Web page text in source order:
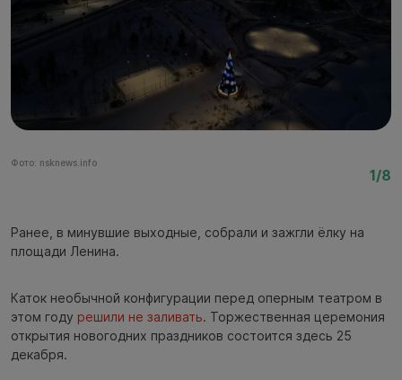
Фото: nsknews.info
1/8
Ранее, в минувшие выходные, собрали и зажгли ёлку на
площади Ленина.
Каток необычной конфигурации перед оперным театром в
этом году решили не заливать. Торжественная церемония
открытия новогодних праздников состоится здесь 25
декабря.